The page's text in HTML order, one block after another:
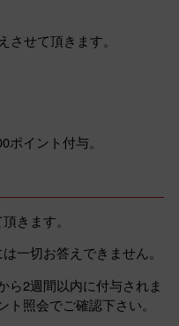
せて頂きます。
イント付与。
きます。
一切お答えできません。
ら2週間以内に付与されま
照会でご確認下さい。